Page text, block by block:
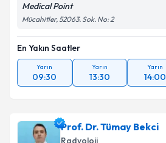
Medical Point
Mücahitler, 52063. Sok. No: 2
En Yakın Saatler
Yarın
09:30
Yarın
13:30
Yarın
14:00
Prof. Dr. Tümay Bekci
Radyoloji